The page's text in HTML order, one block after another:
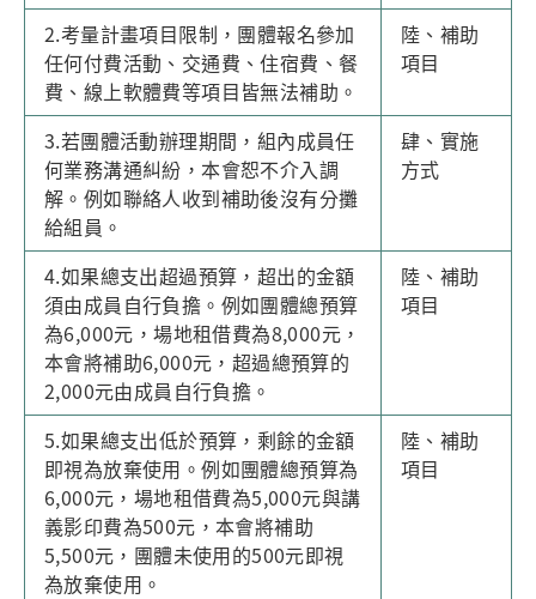
2.考量計畫項目限制，團體報名參加
任何付費活動、交通費、住宿費、餐
費、線上軟體費等項目皆無法補助。
陸、補助
項目
3.若團體活動辦理期間，組內成員任
何業務溝通糾紛，本會恕不介入調
解。例如聯絡人收到補助後沒有分攤
給組員。
肆、實施
方式
4.如果總支出超過預算，超出的金額
須由成員自行負擔。例如團體總預算
為6,000元，場地租借費為8,000元，
本會將補助6,000元，超過總預算的
2,000元由成員自行負擔。
陸、補助
項目
5.如果總支出低於預算，剩餘的金額
即視為放棄使用。例如團體總預算為
6,000元，場地租借費為5,000元與講
義影印費為500元，本會將補助
5,500元，團體未使用的500元即視
為放棄使用。
陸、補助
項目